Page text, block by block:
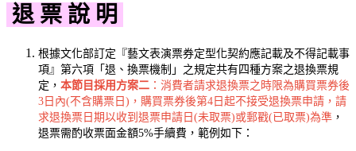
退 票 說 明
根據文化部訂定『藝文表演票券定型化契約應記載及不得記載事
項』第六項「退、換票機制」之規定共有四種方案之退換票規
定， 本節目採用方案二 ：消費者請求退換票之時限為購買票券後
3日內(不含購票日)，購買票券後第4日起不接受退換票申請，請
求退換票日期以收到退票申請日(未取票)或郵戳(已取票)為準 ，
退票需酌收票面金額5%手續費，範例如下：